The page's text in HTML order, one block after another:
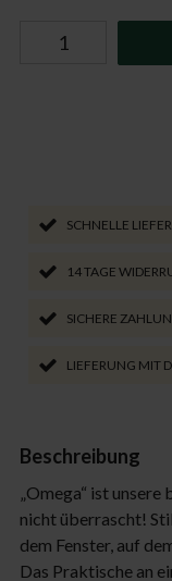
SCHNELLE
14 TAGE
SICHERE
LIEFERUNG MIT
Beschreibung
„Omega“ ist
nicht überrascht!
dem Fenster, auf
Das Praktische an